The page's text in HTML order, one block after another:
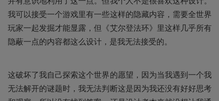
我可以接受一个游戏里有一些这样的隐藏内容，需要全世界
玩家一起发掘才能显露，但《艾尔登法环》里这样几乎所有
隐蔽一点的内容都这么设计，是我无法接受的。
这破坏了我自己探索这个世界的愿望，因为当我遇到一个我
无法解开的谜题时，我无法判断这是因为我还没有好好思考